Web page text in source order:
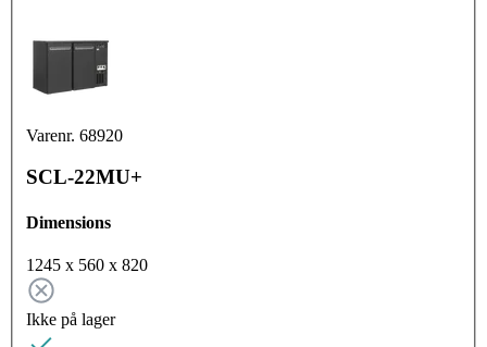
Varenr. 68920
SCL-22MU+
Dimensions
1245 x 560 x 820
Ikke på lager